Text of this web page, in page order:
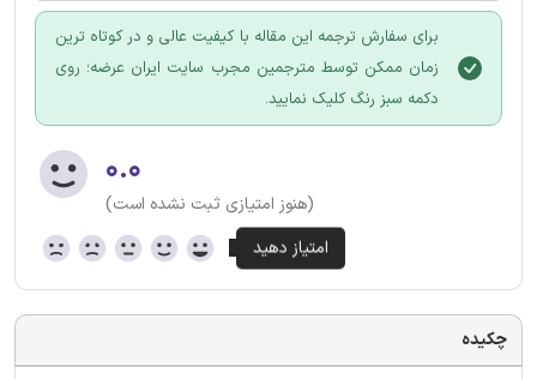
برای سفارش ترجمه این مقاله با کیفیت عالی و در کوتاه ترین
زمان ممکن توسط مترجمین مجرب سایت ایران عرضه؛ روی
دکمه سبز رنگ کلیک نمایید.
۰.۰
(هنوز امتیازی ثبت نشده است)
چکیده